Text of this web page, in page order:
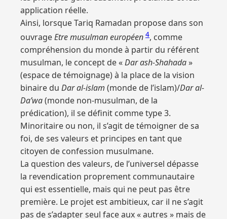
application réelle.
Ainsi, lorsque Tariq Ramadan propose dans son
ouvrageEtre musulman européen 4, comme
compréhension du monde à partir du référent
musulman, le concept de «Dar ash-Shahada»
(espace de témoignage) à la place de la vision
binaire du Dar al-islam (monde de l’islam)/Dar al-
Da’wa(monde non-musulman, de la
prédication), il se définit comme type 3.
Minoritaire ou non, il s’agit de témoigner de sa
foi, de ses valeurs et principes en tant que
citoyen de confession musulmane.
La question des valeurs, de l’universel dépasse
la revendication proprement communautaire
qui est essentielle, mais qui ne peut pas être
première. Le projet est ambitieux, car il ne s’agit
pas de s’adapter seul face aux « autres » mais de